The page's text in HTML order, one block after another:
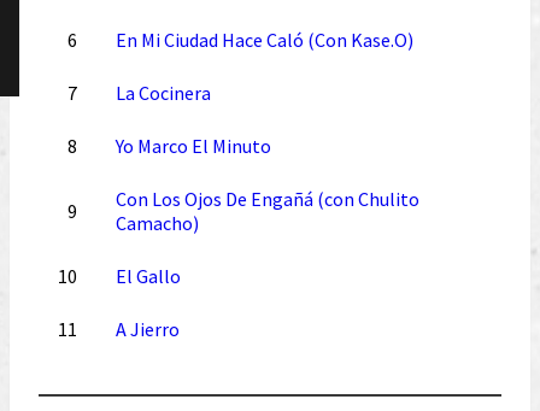
6 En Mi Ciudad Hace Caló (Con Kase.O)
7 La Cocinera
8 Yo Marco El Minuto
9
Con Los Ojos De Engañá (con Chulito
Camacho)
10 El Gallo
11 A Jierro